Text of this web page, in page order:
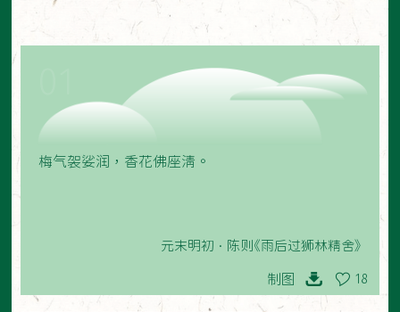
梅气袈娑润，香花佛座清。
元末明初 · 陈则《雨后过狮林精舍》
制图 18